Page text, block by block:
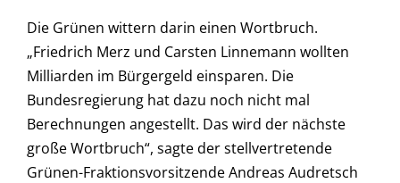
Die Grünen wittern darin einen Wortbruch.
„Friedrich Merz und Carsten Linnemann wollten
Milliarden im Bürgergeld einsparen. Die
Bundesregierung hat dazu noch nicht mal
Berechnungen angestellt. Das wird der nächste
große Wortbruch“, sagte der stellvertretende
Grünen-Fraktionsvorsitzende Andreas Audretsch